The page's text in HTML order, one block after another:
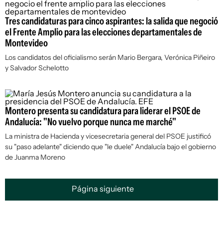
Tres candidaturas para cinco aspirantes: la salida que negoció
el Frente Amplio para las elecciones departamentales de
Montevideo
Los candidatos del oficialismo serán Mario Bergara, Verónica Piñeiro
y Salvador Schelotto
Montero presenta su candidatura para liderar el PSOE de
Andalucía: "No vuelvo porque nunca me marché"
La ministra de Hacienda y vicesecretaria general del PSOE justificó
su "paso adelante" diciendo que "le duele" Andalucía bajo el gobierno
de Juanma Moreno
Página siguiente